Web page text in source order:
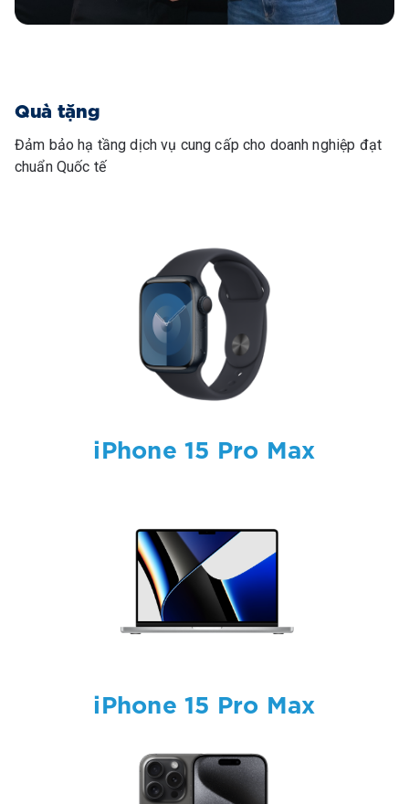
Quà tặng
Đảm bảo hạ tầng dịch vụ cung cấp cho doanh nghiệp đạt
chuẩn Quốc tế
iPhone 15 Pro Max
iPhone 15 Pro Max